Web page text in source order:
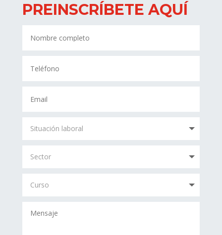
PREINSCRÍBETE AQUÍ